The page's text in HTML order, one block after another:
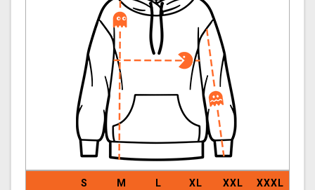
S M L XL XXL XXXL